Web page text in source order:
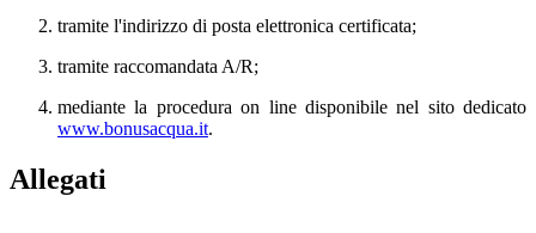
tramite l'indirizzo di posta elettronica certificata;
tramite raccomandata A/R;
mediante la procedura on line disponibile nel sito dedicato
www.bonusacqua.it.
Allegati